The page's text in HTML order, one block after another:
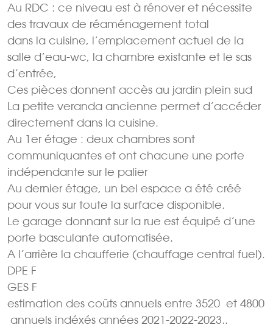
Au RDC : ce niveau est à rénover et nécessite
des travaux de réaménagement total
dans la cuisine, l’emplacement actuel de la
salle d’eau-wc, la chambre existante et le sas
d’entrée,
Ces pièces donnent accès au jardin plein sud
La petite veranda ancienne permet d’accéder
directement dans la cuisine.
Au 1er étage : deux chambres sont
communiquantes et ont chacune une porte
indépendante sur le palier
Au dernier étage, un bel espace a été créé
pour vous sur toute la surface disponible.
Le garage donnant sur la rue est équipé d’une
porte basculante automatisée.
A l’arrière la chaufferie (chauffage central fuel).
DPE F
GES F
estimation des coûts annuels entre 3520  et 4800
 annuels indéxés années 2021-2022-2023..